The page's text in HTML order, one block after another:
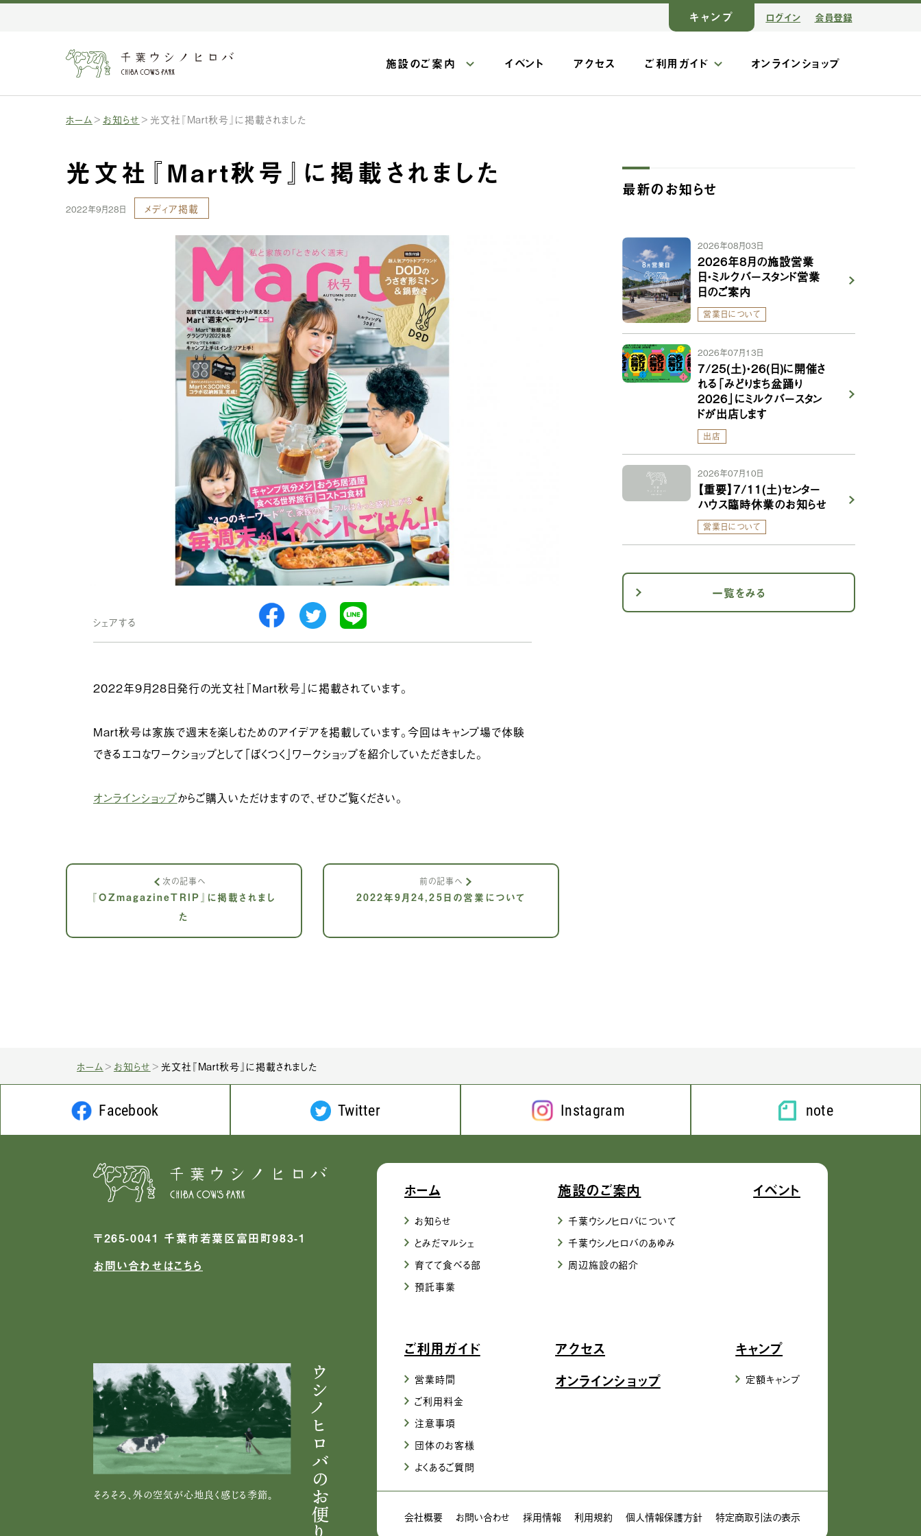
キャンプ ログイン 会員登録
施設のご案内 イベント アクセス ご利用ガイド オンラインショップ
ホーム お知らせ 光文社『Mart秋号』に掲載されました
光文社『Mart秋号』に掲載されました
2022年9月28日 メディア掲載
シェアする
2022年9月28日発行の光文社『Mart秋号』に掲載されています。
Mart秋号は家族で週末を楽しむためのアイデアを掲載しています。今回はキャンプ場で体験
できるエコなワークショップとして「ぼくつく」ワークショップを紹介していただきました。
オンラインショップからご購入いただけますので、ぜひご覧ください。
次の記事へ
『OZmagazineTRIP』に掲載されまし
た
前の記事へ
2022年9月24,25日の営業について
最新のお知らせ
2026年08月03日
2026年8月の施設営業
日・ミルクバースタンド営業
日のご案内
営業日について
2026年07月13日
7/25(土)・26(日)に開催さ
れる「みどりまち盆踊り
2026」にミルクバースタン
ドが出店します
出店
2026年07月10日
【重要】7/11(土)センター
ハウス臨時休業のお知らせ
営業日について
一覧をみる
ホーム お知らせ 光文社『Mart秋号』に掲載されました
Facebook Twitter Instagram note
〒265-0041 千葉市若葉区富田町983-1
お問い合わせはこちら
そろそろ、外の空気が心地良く感じる季節。 ウシノヒロバのお便り
ホーム
お知らせ
とみだマルシェ
育てて食べる部
預託事業
施設のご案内
千葉ウシノヒロバについて
千葉ウシノヒロバのあゆみ
周辺施設の紹介
イベント
ご利用ガイド
営業時間
ご利用料金
注意事項
団体のお客様
よくあるご質問
アクセス
オンラインショップ
キャンプ
定額キャンプ
会社概要 お問い合わせ 採用情報 利用規約 個人情報保護方針 特定商取引法の表示